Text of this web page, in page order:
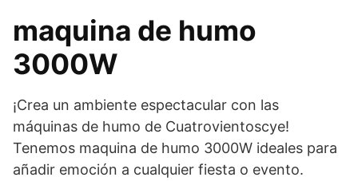
maquina de humo
3000W
¡Crea un ambiente espectacular con las
máquinas de humo de Cuatrovientoscye!
Tenemos maquina de humo 3000W ideales para
añadir emoción a cualquier fiesta o evento.